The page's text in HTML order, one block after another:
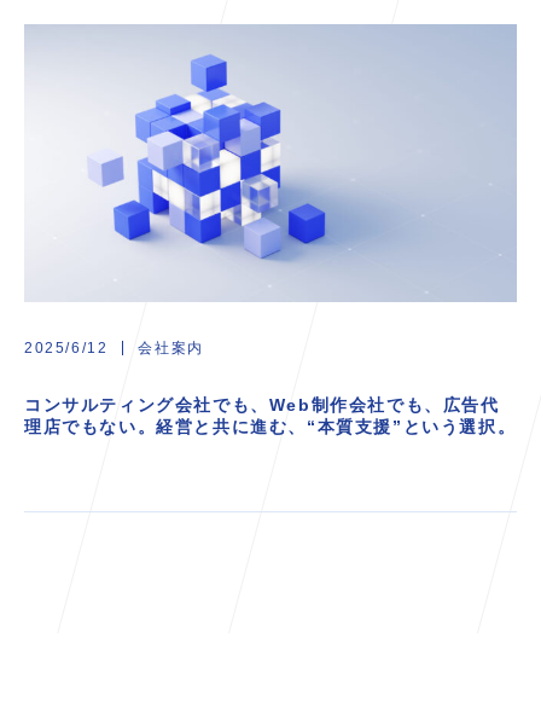
2025/6/12 会社案内
コンサルティング会社でも、Web制作会社でも、広告代
理店でもない。経営と共に進む、“本質支援”という選択。